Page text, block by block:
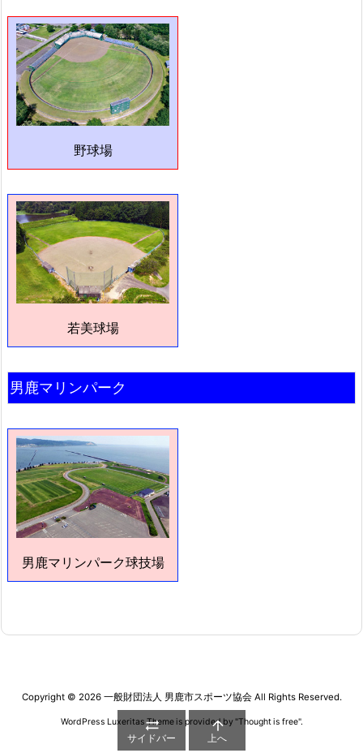
野球場
若美球場
男鹿マリンパーク
男鹿マリンパーク球技場
Copyright © 2026 一般財団法人 男鹿市スポーツ協会All Rights Reserved.
WordPress Luxeritas Theme is provided by "Thought is free".

サイドバー

上へ